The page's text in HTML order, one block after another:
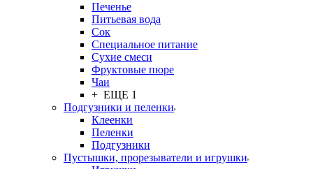
Печенье
Питьевая вода
Сок
Специальное питание
Сухие смеси
Фруктовые пюре
Чаи
+ ЕЩЕ 1
Подгузники и пеленки
Клеенки
Пеленки
Подгузники
Пустышки, прорезыватели и игрушки